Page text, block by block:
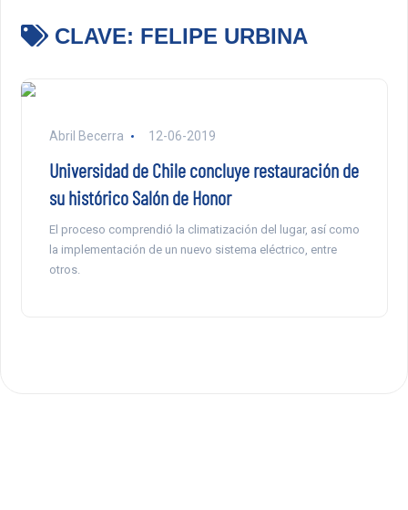
CLAVE: FELIPE URBINA
Abril Becerra 12-06-2019
Universidad de Chile concluye restauración de
su histórico Salón de Honor
El proceso comprendió la climatización del lugar, así como
la implementación de un nuevo sistema eléctrico, entre
otros.